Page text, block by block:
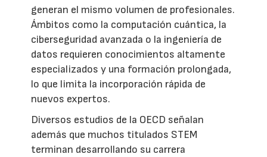
generan el mismo volumen de profesionales.
Ámbitos como la computación cuántica, la
ciberseguridad avanzada o la ingeniería de
datos requieren conocimientos altamente
especializados y una formación prolongada,
lo que limita la incorporación rápida de
nuevos expertos.
Diversos estudios de la OECD señalan
además que muchos titulados STEM
terminan desarrollando su carrera